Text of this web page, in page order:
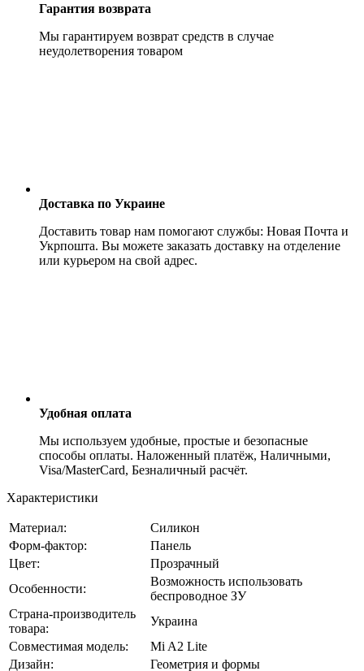
Гарантия возврата
Мы гарантируем возврат средств в случае
неудолетворения товаром
Доставка по Украине
Доставить товар нам помогают службы: Новая Почта и
Укрпошта. Вы можете заказать доставку на отделение
или курьером на свой адрес.
Удобная оплата
Мы используем удобные, простые и безопасные
способы оплаты. Наложенный платёж, Наличными,
Visa/MasterCard, Безналичный расчёт.
Характеристики
Материал:
Силикон
Форм-фактор:
Панель
Цвет:
Прозрачный
Особенности:
Возможность использовать
беспроводное ЗУ
Страна-производитель
товара:
Украина
Совместимая модель:
Mi A2 Lite
Дизайн:
Геометрия и формы